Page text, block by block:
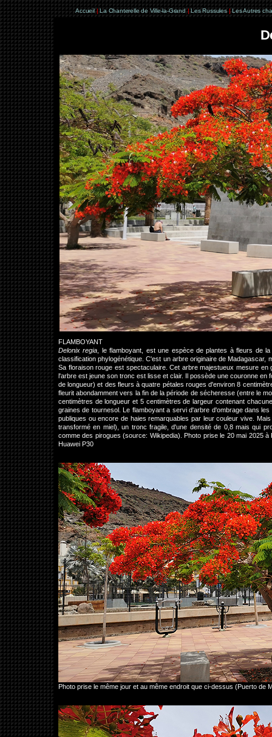
Accueil | La Chanterelle de Ville-la-Grand | Les Russules | Les Autres
FLAMBOYANT
Delonix regia , le flamboyant, est une espèce de plantes à fleurs de
classification phylogénétique. C'est un arbre originaire de
Sa floraison rouge est spectaculaire. Cet arbre majestueux mesure
l'arbre est jeune son tronc est lisse et clair. Il possède une couronne
de longueur) et des fleurs à quatre pétales rouges d'environ 8
fleurit abondamment vers la fin de la période de sécheresse (entre le
centimètres de longueur et 5 centimètres de largeur contenant
graines de tournesol. Le flamboyant a servi d'arbre d'ombrage dans
publiques ou encore de haies remarquables par leur couleur vive.
transformé en miel), un tronc fragile, d'une densité de 0,8 mais qui
comme des pirogues (source: Wikipedia). Photo prise le 20 mai 2025
Huawei P30
Photo prise le même jour et au même endroit que ci-dessus (Puerto de